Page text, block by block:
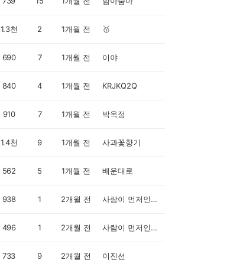
1.3천 2 1개월 전 🥇
690 7 1개월 전 이야
840 4 1개월 전 KRJKQ2Q
910 7 1개월 전 박옥정
1.4천 9 1개월 전 사과꽃향기
562 5 1개월 전 배운대로
938 1 2개월 전 사람이 먼저인 세상
496 1 2개월 전 사람이 먼저인 세상
733 9 2개월 전 이진선